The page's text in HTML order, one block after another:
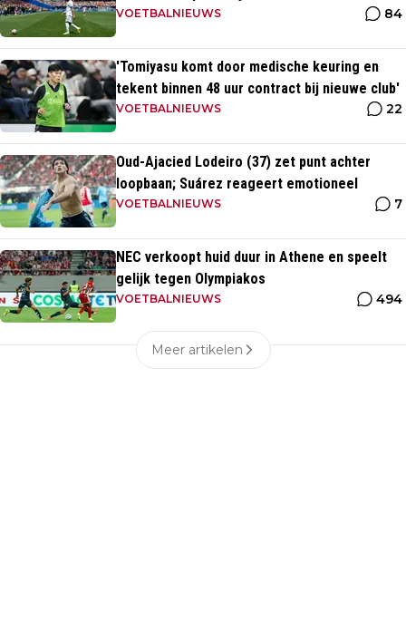
VOETBALNIEUWS 84
'Tomiyasu komt door medische keuring en
tekent binnen 48 uur contract bij nieuwe club'
VOETBALNIEUWS 22
Oud-Ajacied Lodeiro (37) zet punt achter
loopbaan; Suárez reageert emotioneel
VOETBALNIEUWS 7
NEC verkoopt huid duur in Athene en speelt
gelijk tegen Olympiakos
VOETBALNIEUWS 494
Meer artikelen